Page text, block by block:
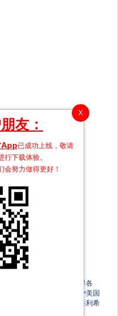
了禁区封锁，拓展到世界各
为生存而挣扎。为了保护美国
战，但取得这场战争的胜利希
X
友：
App已成功上线，敬请
下载体验。
会努力做得更好！